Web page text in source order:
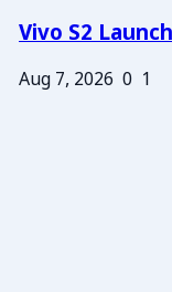
Vivo S2
Aug 7, 2026 0 1